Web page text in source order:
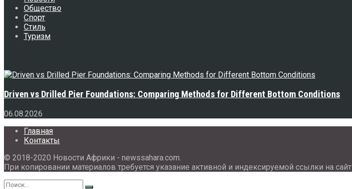
Общество
Спорт
Стиль
Туризм
Driven vs Drilled Pier Foundations: Comparing Methods for Different Bottom Conditions
06.08.2026
Главная
Контакты
© 2018-2020 Новости Африки - newssahara.com.
При копировании материалов требуется указание активной и индексируемой ссылки на сайт.